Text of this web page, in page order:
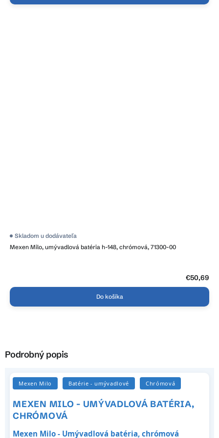
Mexen Milo, umývadlová batéria h-148, chrómová, 71300-00
Skladom u dodávateľa
€50,69
Do košíka
Podrobný popis
Mexen Milo Batérie - umývadlové Chrómová
MEXEN MILO - UMÝVADLOVÁ BATÉRIA,
CHRÓMOVÁ
Mexen Milo - Umývadlová batéria, chrómová